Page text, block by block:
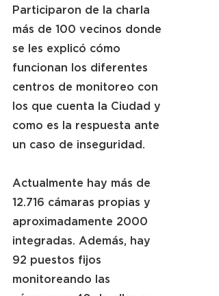
Participaron de la charla
más de 100 vecinos donde
se les explicó cómo
funcionan los diferentes
centros de monitoreo con
los que cuenta la Ciudad y
como es la respuesta ante
un caso de inseguridad.
Actualmente hay más de
12.716 cámaras propias y
aproximadamente 2000
integradas. Además, hay
92 puestos fijos
monitoreando las